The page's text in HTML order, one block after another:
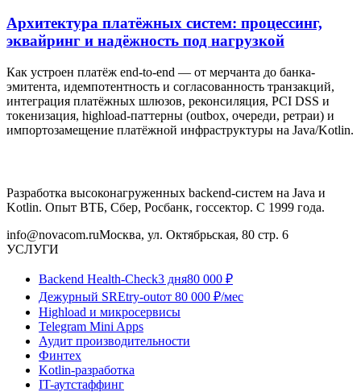
Архитектура платёжных систем: процессинг,
эквайринг и надёжность под нагрузкой
Как устроен платёж end-to-end — от мерчанта до банка-
эмитента, идемпотентность и согласованность транзакций,
интеграция платёжных шлюзов, реконсиляция, PCI DSS и
токенизация, highload-паттерны (outbox, очереди, ретраи) и
импортозамещение платёжной инфраструктуры на Java/Kotlin.
Разработка высоконагруженных backend-систем на Java и
Kotlin. Опыт ВТБ, Сбер, Росбанк, госсектор. С 1999 года.
info@novacom.ruМосква, ул. Октябрьская, 80 стр. 6
УСЛУГИ
Backend Health-Check3 дня80 000 ₽
Дежурный SREtry-outот 80 000 ₽/мес
Highload и микросервисы
Telegram Mini Apps
Аудит производительности
Финтех
Kotlin-разработка
IT-аутстаффинг